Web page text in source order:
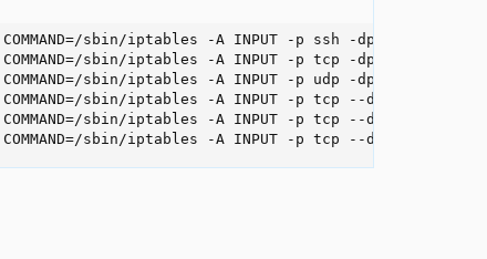
sbin/iptables -A INPUT -p ssh -dport 2424 -j
sbin/iptables -A INPUT -p tcp -dport 53 -j
sbin/iptables -A INPUT -p udp -dport 53 -j
sbin/iptables -A INPUT -p tcp --dport ssh -j
sbin/iptables -A INPUT -p tcp --dport 53 -j
sbin/iptables -A INPUT -p tcp --dport 113 -j